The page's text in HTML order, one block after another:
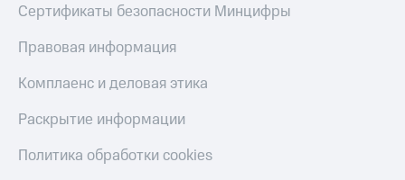
Сертификаты безопасности Минцифры
Правовая информация
Комплаенс и деловая этика
Раскрытие информации
Политика обработки cookies